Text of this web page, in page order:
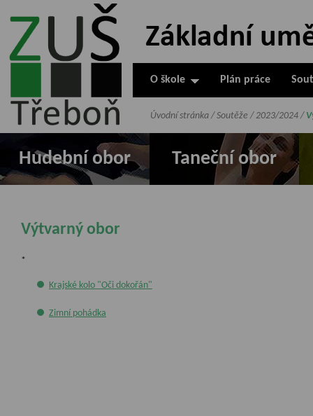
ZUŠ Třeboň -
Základní
umělecká škola
O škole Plán práce
Hudební obor Taneční obor
Úvodní stránka / Soutěže / 2023/2024 /
Výtvarný obor
*
Krajské kolo "Oči dokořán"
Zimní pohádka